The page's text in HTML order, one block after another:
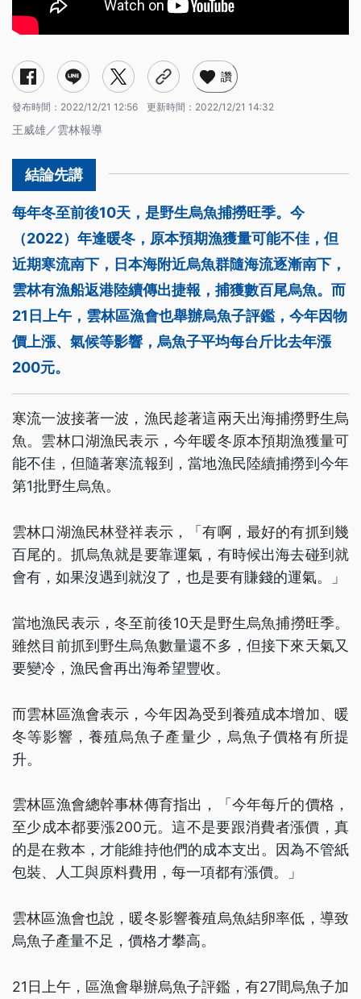
讚
發布時間： 2022/12/21 12:56 更新時間： 2022/12/21 14:32
王威雄／雲林報導
每年冬至前後10天，是野生烏魚捕撈旺季。今
（2022）年逢暖冬，原本預期漁獲量可能不佳，但
近期寒流南下，日本海附近烏魚群隨海流逐漸南下，
雲林有漁船返港陸續傳出捷報，捕獲數百尾烏魚。而
21日上午，雲林區漁會也舉辦烏魚子評鑑，今年因物
價上漲、氣候等影響，烏魚子平均每台斤比去年漲
200元。
寒流一波接著一波，漁民趁著這兩天出海捕撈野生烏
魚。雲林口湖漁民表示，今年暖冬原本預期漁獲量可
能不佳，但隨著寒流報到，當地漁民陸續捕撈到今年
第1批野生烏魚。
雲林口湖漁民林登祥表示，「有啊，最好的有抓到幾
百尾的。抓烏魚就是要靠運氣，有時候出海去碰到就
會有，如果沒遇到就沒了，也是要有賺錢的運氣。」
當地漁民表示，冬至前後10天是野生烏魚捕撈旺季。
雖然目前抓到野生烏魚數量還不多，但接下來天氣又
要變冷，漁民會再出海希望豐收。
而雲林區漁會表示，今年因為受到養殖成本增加、暖
冬等影響，養殖烏魚子產量少，烏魚子價格有所提
升。
雲林區漁會總幹事林傳育指出，「今年每斤的價格，
至少成本都要漲200元。這不是要跟消費者漲價，真
的是在救本，才能維持他們的成本支出。因為不管紙
包裝、人工與原料費用，每一項都有漲價。」
雲林區漁會也說，暖冬影響養殖烏魚結卵率低，導致
烏魚子產量不足，價格才攀高。
21日上午，區漁會舉辦烏魚子評鑑，有27間烏魚子加